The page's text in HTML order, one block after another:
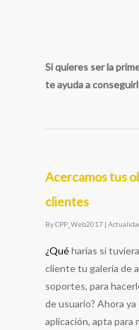
Si quieres ser la
te ayuda a
Acercamos tus
clientes
ByCPP_Web2017 |
¿Quéharías si
cliente tu galería de
soportes, para
de usuario? Ahora
aplicación, apta para